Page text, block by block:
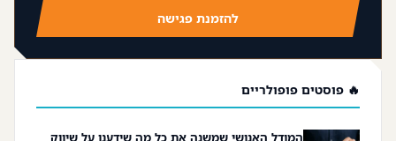
להזמנת פגישה
🔥 פוסטים פופולריים
המודל האנושי שמשנה את כל מה שידענו על שיווק